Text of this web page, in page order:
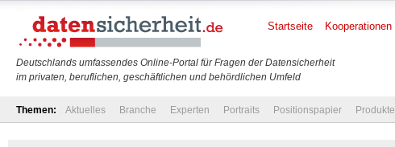
Deutschlands umfassendes Online-Portal für Fragen der Datensicherheit
im privaten, beruflichen, geschäftlichen und behördlichen Umfeld
Startseite Kooperationen
Themen: Aktuelles Branche Experten Portraits Positionspapier Produkte